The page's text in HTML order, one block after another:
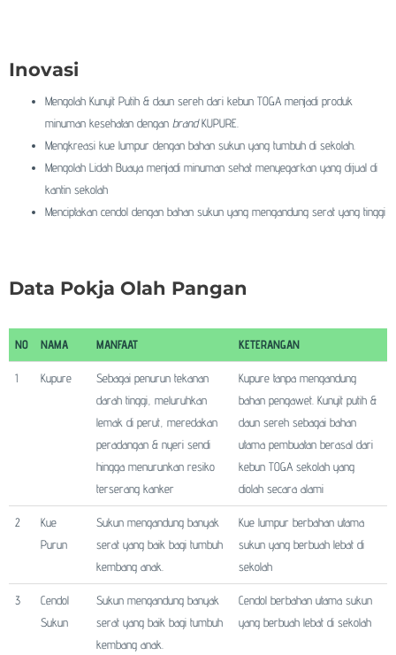
Inovasi
Mengolah Kunyit Putih & daun sereh dari kebun TOGA menjadi produk
minuman kesehatan dengan brandKUPURE.
Mengkreasi kue lumpur dengan bahan sukun yang tumbuh di sekolah.
Mengolah Lidah Buaya menjadi minuman sehat menyegarkan yang dijual di
kantin sekolah
Menciptakan cendol dengan bahan sukun yang mengandung serat yang tinggi
Data Pokja Olah Pangan
NO NAMA MANFAAT KETERANGAN
1 Kupure
Sebagai penurun tekanan
darah tinggi, meluruhkan
lemak di perut, meredakan
peradangan & nyeri sendi
hingga menurunkan resiko
terserang kanker
Kupure tanpa mengandung
bahan pengawet. Kunyit putih &
daun sereh sebagai bahan
utama pembuatan berasal dari
kebun TOGA sekolah yang
diolah secara alami
2
Kue
Purun
Sukun mengandung banyak
serat yang baik bagi tumbuh
kembang anak.
Kue lumpur berbahan utama
sukun yang berbuah lebat di
sekolah
3
Cendol
Sukun
Sukun mengandung banyak
serat yang baik bagi tumbuh
kembang anak.
Cendol berbahan utama sukun
yang berbuah lebat di sekolah